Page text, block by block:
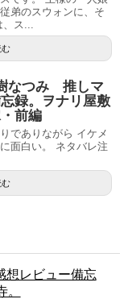
弟のスウォンに、そ
、ス...
なつみ 推しマ
録。ヲナリ屋敷
前編
でありながら イケメ
面白い。 ネタバレ注
レビュー備忘